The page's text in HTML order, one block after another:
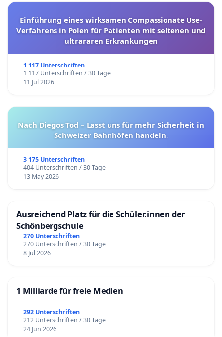
Einführung eines wirksamen Compassionate Use-
Verfahrens in Polen für Patienten mit seltenen und
ultrararen Erkrankungen
1 117 Unterschriften
1 117 Unterschriften / 30 Tage
11 Jul 2026
Nach Diegos Tod – Lasst uns für mehr Sicherheit in
Schweizer Bahnhöfen handeln.
3 175 Unterschriften
404 Unterschriften / 30 Tage
13 May 2026
Ausreichend Platz für die Schüler.innen der
Schönbergschule
270 Unterschriften
270 Unterschriften / 30 Tage
8 Jul 2026
1 Milliarde für freie Medien
292 Unterschriften
212 Unterschriften / 30 Tage
24 Jun 2026